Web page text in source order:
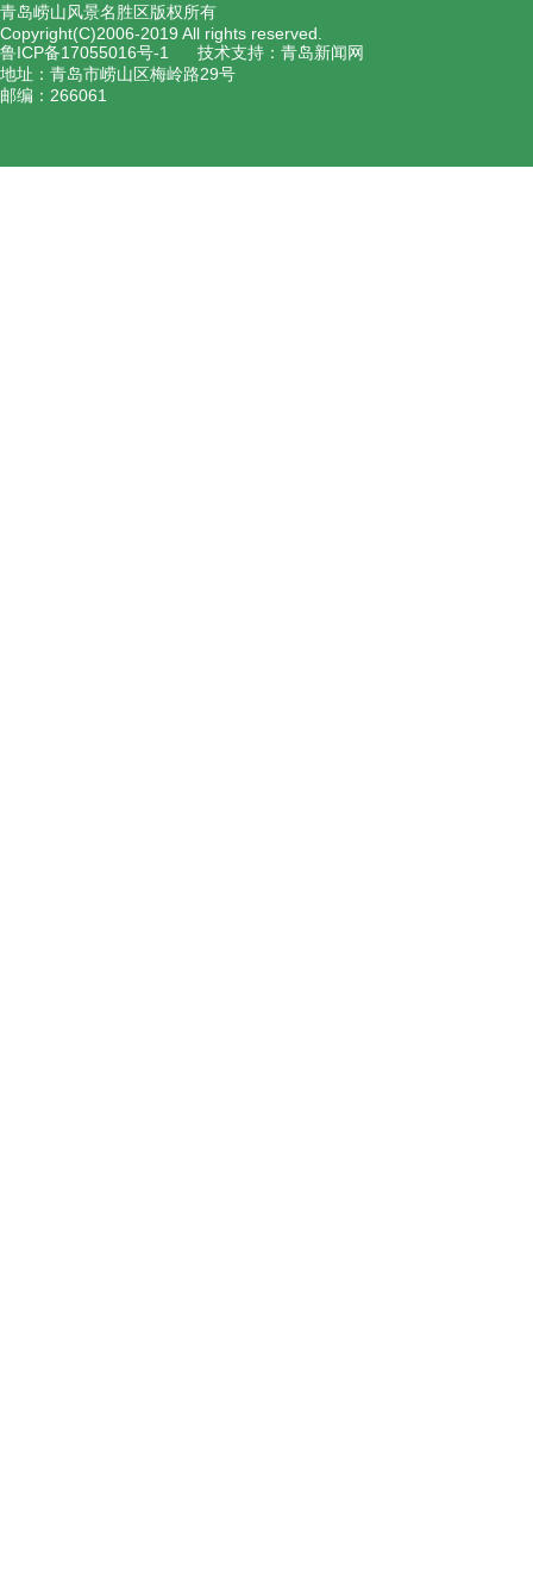
青岛崂山风景名胜区版权所有
Copyright(C)2006-2019 All rights reserved.
鲁ICP备17055016号-1
技术支持：青岛新闻网
地址：青岛市崂山区梅岭路29号
邮编：266061